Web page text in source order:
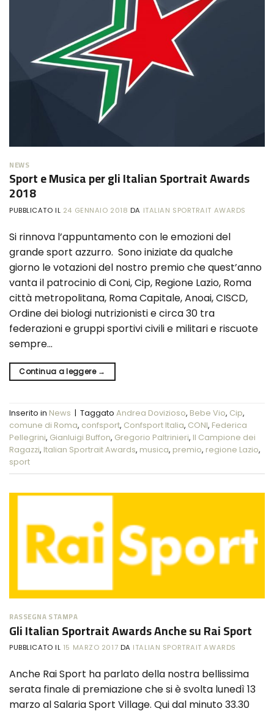
NEWS
Sport e Musica per gli Italian Sportrait Awards
2018
PUBBLICATO IL 24 GENNAIO 2018 DA ITALIAN SPORTRAIT AWARDS
Si rinnova l’appuntamento con le emozioni del
grande sport azzurro. Sono iniziate da qualche
giorno le votazioni del nostro premio che quest’anno
vanta il patrocinio di Coni, Cip, Regione Lazio, Roma
città metropolitana, Roma Capitale, Anoai, CISCD,
Ordine dei biologi nutrizionisti e circa 30 tra
federazioni e gruppi sportivi civili e militari e riscuote
sempre…
Continua a leggere →
Inserito in News | Taggato Andrea Dovizioso, Bebe Vio, Cip,
comune di Roma, confsport, Confsport Italia, CONI, Federica
Pellegrini, Gianluigi Buffon, Gregorio Paltrinieri, Il Campione dei
Ragazzi, Italian Sportrait Awards, musica, premio, regione Lazio,
sport
RASSEGNA STAMPA
Gli Italian Sportrait Awards Anche su Rai Sport
PUBBLICATO IL 15 MARZO 2017 DA ITALIAN SPORTRAIT AWARDS
Anche Rai Sport ha parlato della nostra bellissima
serata finale di premiazione che si è svolta lunedì 13
marzo al Salaria Sport Village. Qui dal minuto 33.30